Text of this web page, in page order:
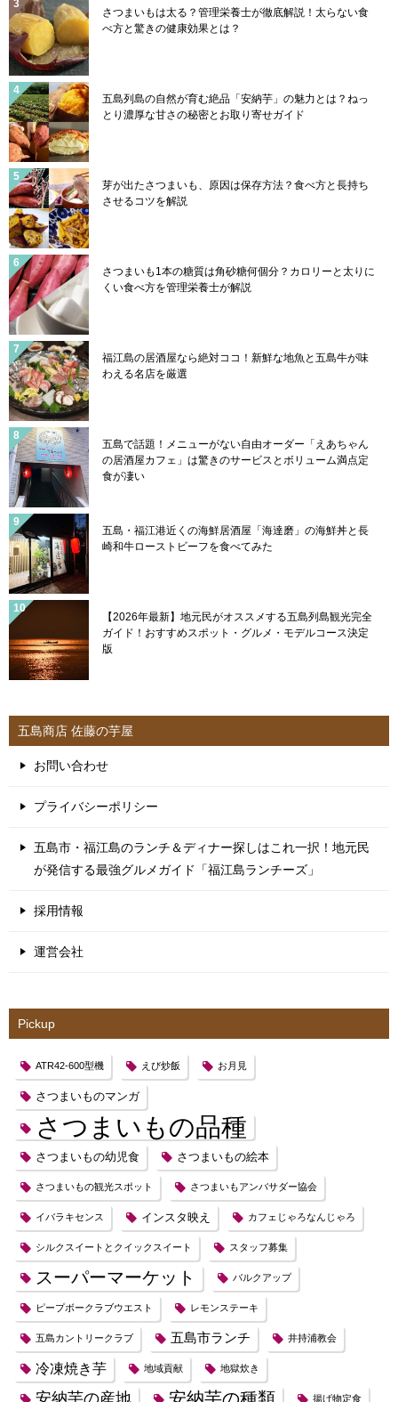
さつまいもは太る？管理栄養士が徹底解説！太らない食
べ方と驚きの健康効果とは？
五島列島の自然が育む絶品「安納芋」の魅力とは？ねっ
とり濃厚な甘さの秘密とお取り寄せガイド
芽が出たさつまいも、原因は保存方法？食べ方と長持ち
させるコツを解説
さつまいも1本の糖質は角砂糖何個分？カロリーと太りに
くい食べ方を管理栄養士が解説
福江島の居酒屋なら絶対ココ！新鮮な地魚と五島牛が味
わえる名店を厳選
五島で話題！メニューがない自由オーダー「えあちゃん
の居酒屋カフェ」は驚きのサービスとボリューム満点定
食が凄い
五島・福江港近くの海鮮居酒屋「海達磨」の海鮮丼と長
崎和牛ローストビーフを食べてみた
【2026年最新】地元民がオススメする五島列島観光完全
ガイド！おすすめスポット・グルメ・モデルコース決定
版
五島商店 佐藤の芋屋
お問い合わせ
プライバシーポリシー
五島市・福江島のランチ＆ディナー探しはこれ一択！地元民
が発信する最強グルメガイド「福江島ランチーズ」
採用情報
運営会社
Pickup
ATR42-600型機 えび炒飯 お月見
さつまいものマンガ
さつまいもの品種
さつまいもの幼児食 さつまいもの絵本
さつまいもの観光スポット さつまいもアンバサダー協会
イバラキセンス インスタ映え カフェじゃろなんじゃろ
シルクスイートとクイックスイート スタッフ募集
スーパーマーケット バルクアップ
ピープボークラブウエスト レモンステーキ
五島カントリークラブ 五島市ランチ 井持浦教会
冷凍焼き芋 地域貢献 地獄炊き
安納芋の産地 揚げ物定食